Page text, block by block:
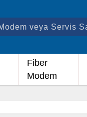
Fiber
Modem